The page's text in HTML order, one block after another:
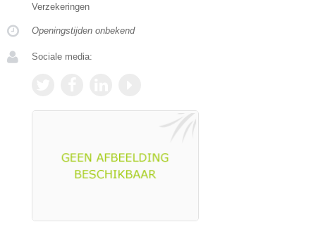
Verzekeringen
Openingstijden onbekend
Sociale media: